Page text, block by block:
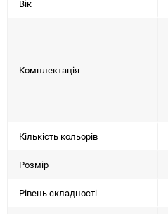
Вік
Комплектація
Кількість кольорів
Розмір
Рівень складності